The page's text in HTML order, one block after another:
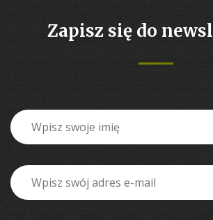
Zapisz się do